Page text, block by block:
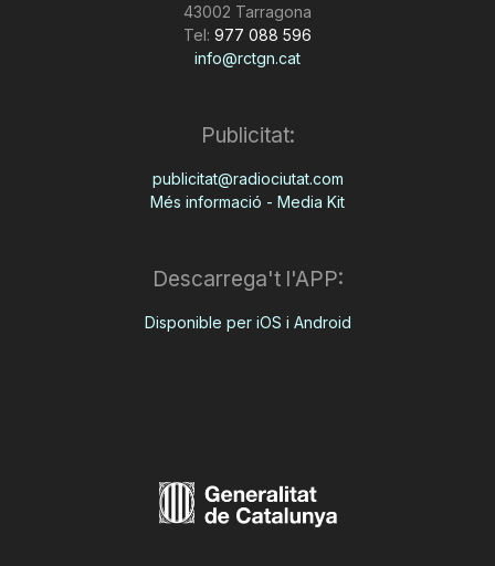
43002 Tarragona
Tel: 977 088 596
info@rctgn.cat
Publicitat:
publicitat@radiociutat.com
Més informació - Media Kit
Descarrega't l'APP:
Disponible per iOS i Android